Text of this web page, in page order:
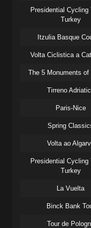
Presidential Cycling
Turkey
Itzulia Basque
Volta Ciclistica a
The 5 Monuments of
Tirreno
Paris-Nice
Spring
Volta ao
Presidential Cycling
Turkey
La Vuelta
Binck Bank
Tour de